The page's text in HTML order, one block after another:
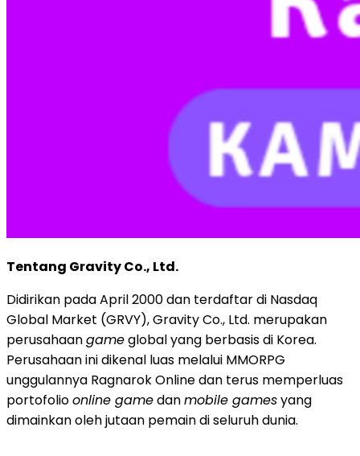
Tentang Gravity Co., Ltd.
Didirikan pada April 2000 dan terdaftar di Nasdaq
Global Market (GRVY), Gravity Co., Ltd. merupakan
perusahaangameglobal yang berbasis di Korea.
Perusahaan ini dikenal luas melalui MMORPG
unggulannya Ragnarok Online dan terus memperluas
portofolioonline gamedanmobile gamesyang
dimainkan oleh jutaan pemain di seluruh dunia.